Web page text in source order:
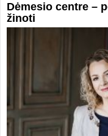
Dėmesio centre –
žinoti